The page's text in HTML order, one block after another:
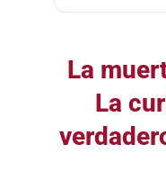
La
La